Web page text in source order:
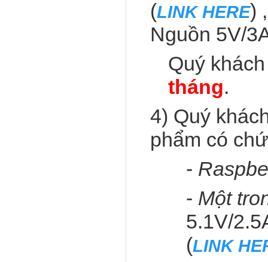
(LINK HERE)
Nguồn 5V/
Quý
tháng.
4) Quý
phẩm có
-
- Một
5.1V/
(LINK